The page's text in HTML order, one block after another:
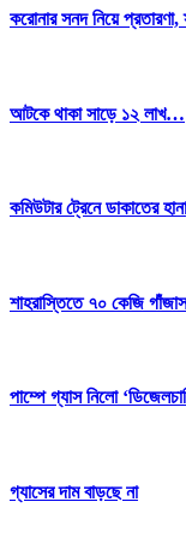
করোনার সনদ নিয়ে প্রতারণা,
আটকে থাকা সাড়ে ১২ লাখ…
কমিউটার ট্রেনে ডাকাতের
শাহরাস্তিতে ৭০ কেজি
পাম্পে গ্যাস নিলো
গ্যাসের দাম বাড়ছে না